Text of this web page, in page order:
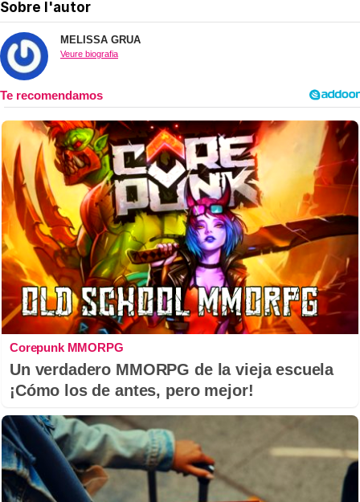
Sobre l'autor
MELISSA GRUA
Veure biografia
Corepunk MMORPG
Un verdadero MMORPG de la vieja escuela
¡Cómo los de antes, pero mejor!